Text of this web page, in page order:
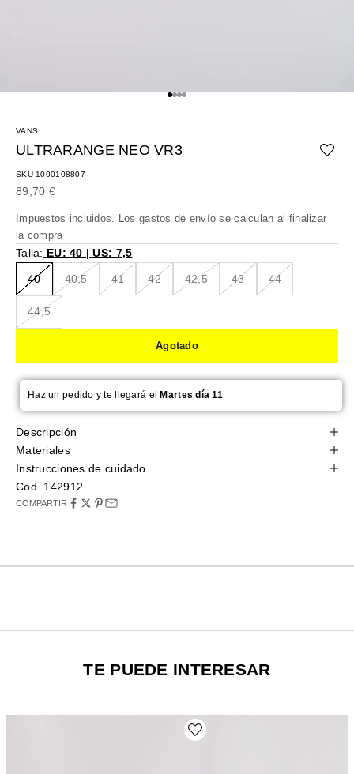
Ir al artículo 1
Ir al artículo 2
Ir al artículo 3
Ir al artículo 4
VANS
ULTRARANGE NEO VR3
SKU 1000108807
Precio de oferta
89,70 €
Impuestos incluidos. Los gastos de envío se calculan al finalizar
la compra
Talla: EU: 40 | US: 7,5
40 40,5 41 42 42,5 43 44
44,5
Agotado
Haz un pedido y te llegará elMartes día 11
Descripción
Materiales
Instrucciones de cuidado
Cod. 142912
COMPARTIR
TE PUEDE INTERESAR